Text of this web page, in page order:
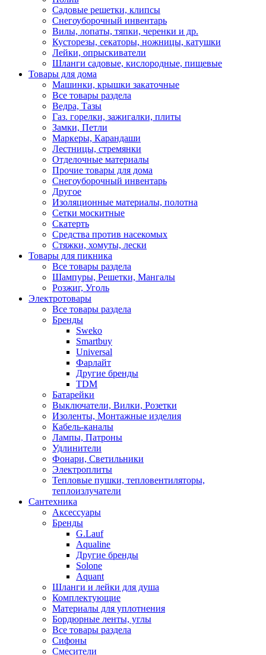
Садовые решетки, клипсы
Снегоуборочный инвентарь
Вилы, лопаты, тяпки, черенки и др.
Кусторезы, секаторы, ножницы, катушки
Лейки, опрыскиватели
Шланги садовые, кислородные, пищевые
Товары для дома
Машинки, крышки закаточные
Все товары раздела
Ведра, Тазы
Газ. горелки, зажигалки, плиты
Замки, Петли
Маркеры, Карандаши
Лестницы, стремянки
Отделочные материалы
Прочие товары для дома
Снегоуборочный инвентарь
Другое
Изоляционные материалы, полотна
Сетки москитные
Скатерть
Средства против насекомых
Стяжки, хомуты, лески
Товары для пикника
Все товары раздела
Шампуры, Решетки, Мангалы
Розжиг, Уголь
Электротовары
Все товары раздела
Бренды
Sweko
Smartbuy
Universal
Фарлайт
Другие бренды
TDM
Батарейки
Выключатели, Вилки, Розетки
Изоленты, Монтажные изделия
Кабель-каналы
Лампы, Патроны
Удлинители
Фонари, Светильники
Электроплиты
Тепловые пушки, тепловентиляторы,
теплоизлучатели
Сантехника
Аксессуары
Бренды
G.Lauf
Aqualine
Другие бренды
Solone
Aquant
Шланги и лейки для душа
Комплектующие
Материалы для уплотнения
Бордюрные ленты, углы
Все товары раздела
Сифоны
Смесители